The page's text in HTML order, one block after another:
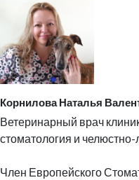
Корнилова Наталья
Ветеринарный врач
стоматология и
Член Европейского